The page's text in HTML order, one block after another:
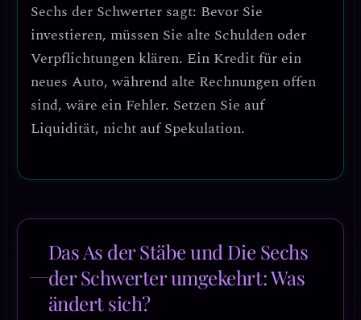
Sechs der Schwerter sagt: Bevor Sie
investieren, müssen Sie alte Schulden oder
Verpflichtungen klären. Ein Kredit für ein
neues Auto, während alte Rechnungen offen
sind, wäre ein Fehler. Setzen Sie auf
Liquidität, nicht auf Spekulation.
Das As der Stäbe und Die Sechs
der Schwerter umgekehrt: Was
ändert sich?